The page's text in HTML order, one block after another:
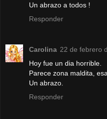
Un abrazo a todos !
Responder
Carolina 22 de febrero
Hoy fue un dia horrible.
Parece zona maldita, esa.
Un abrazo.
Responder